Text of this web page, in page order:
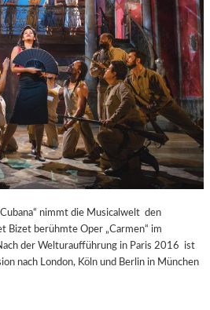
nimmt die Musicalwelt den
Bizet berühmte Oper „Carmen“ im
der Welturaufführung in Paris 2016 ist
nach London, Köln und Berlin in München